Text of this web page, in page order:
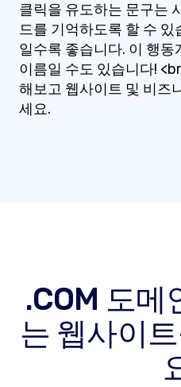
클릭을 유도하는 문구는
드를 기억하도록 할 수
일수록 좋습니다. 이 행동
이름일 수도 있습니다!
해보고 웹사이트 및 비즈
세요.
.COM 도메
는 웹사이